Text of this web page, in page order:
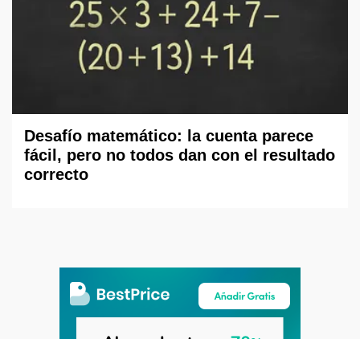
Desafío matemático: la cuenta parece
fácil, pero no todos dan con el resultado
correcto